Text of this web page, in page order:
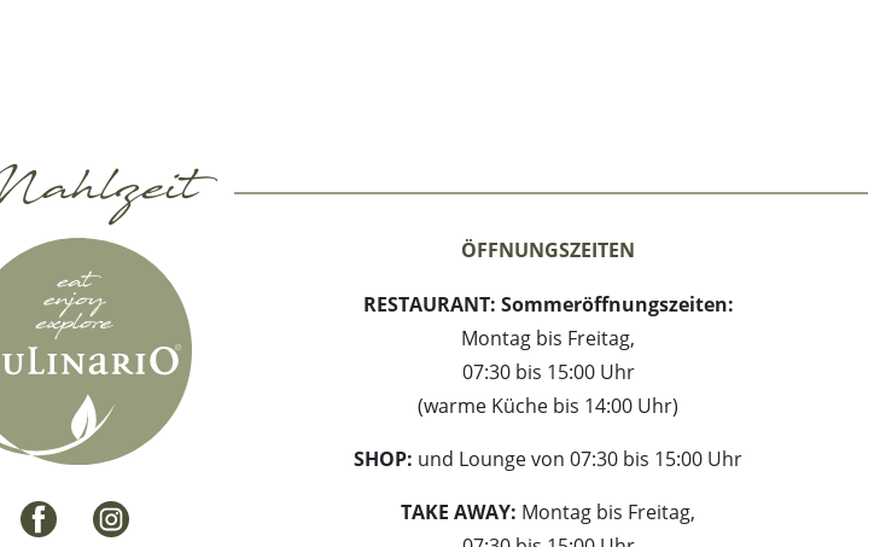
ÖFFNUNGSZEITEN
RESTAURANT: Sommeröffnungszeiten:
Montag bis Freitag,
07:30 bis 15:00 Uhr
(warme Küche bis 14:00 Uhr)
SHOP: und Lounge von 07:30 bis 15:00 Uhr
TAKE AWAY: Montag bis Freitag,